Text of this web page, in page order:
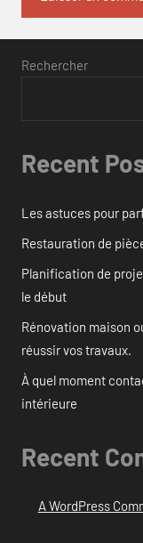
Rechercher
Recent
Les astuces pour
Restauration de
Planification de
le début
Rénovation maison
réussir vos travaux.
À quel moment
intérieure
Recent
A WordPress